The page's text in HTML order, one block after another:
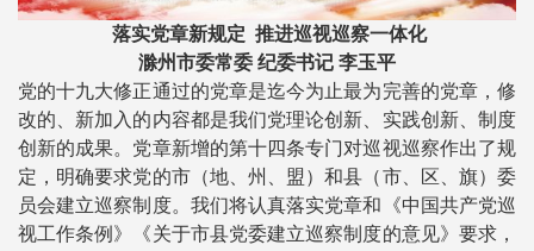
落实党章新规定 推进巡视巡察一体化
滁州市委常委 纪委书记 李玉平
党的十九大修正通过的党章是迄今为止最为完善的党章，修
改的、新加入的内容都是我们党理论创新、实践创新、制度
创新的成果。党章新增的第十四条专门对巡视巡察作出了规
定，明确要求党的市（地、州、盟）和县（市、区、旗）委
员会建立巡察制度。我们将认真落实党章和《中国共产党巡
视工作条例》《关于市县党委建立巡察制度的意见》要求，